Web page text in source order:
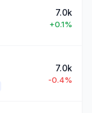
7.0k
+0.1%
7.0k
-0.4%